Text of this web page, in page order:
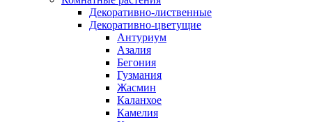
Декоративно-лиственные
Декоративно-цветущие
Антуриум
Азалия
Бегония
Гузмания
Жасмин
Каланхое
Камелия